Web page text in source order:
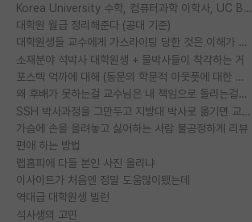
Korea University 수학, 컴퓨터과학 이학사, UC Berkeley 산업공학 대학원 공학박사가 되는 것은 쉽지 않겠죠?
대학원 월급 정리해준다 (공대 기준)
대학원생들 교수에게 가스라이팅 당한 것은 이해가 갑니다. 안타깝네요.
소재분야 석박사 대학원생 + 물박사들이 착각하는 거
포스텍 억까에 대해 (동문의 학문적 아웃풋에 대한 반박)
왜 후배가 못하는걸 교수님은 내 책임으로 돌리는걸까요?
SSH 박사과정을 그만두고 지방대 박사로 옮기면 교수의 꿈은 끝일까요?
가슴에 손을 올려놓고 싫어하는 사람 불공정하게 리뷰
편애 하는 방법
랩홈피에 다들 본인 사진 올리냐
이사이트가 처음엔 정말 도움많이됐는데
역대급 대학원생 빌런
석사생의 고민